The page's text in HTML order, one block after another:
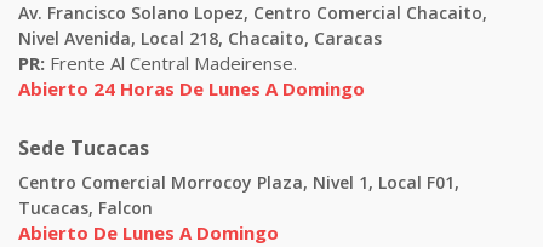
Av. Francisco Solano Lopez, Centro Comercial Chacaito,
Nivel Avenida, Local 218, Chacaito, Caracas
PR: Frente Al Central Madeirense.
Abierto 24 Horas De Lunes A Domingo
Sede Tucacas
Centro Comercial Morrocoy Plaza, Nivel 1, Local F01,
Tucacas, Falcon
Abierto De Lunes A Domingo